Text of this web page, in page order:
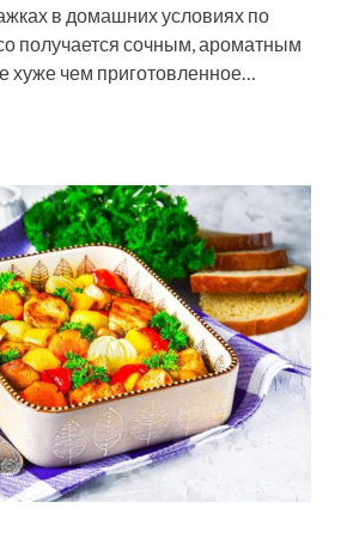
в домашних условиях по
получается сочным, ароматным
хуже чем приготовленное…